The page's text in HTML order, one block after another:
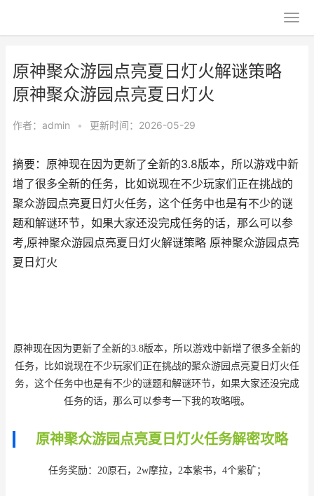
原神聚众游园点亮夏日灯火解谜策略
原神聚众游园点亮夏日灯火
作者： admin • 更新时间：2026-05-29
摘要：原神现在因为更新了全新的3.8版本，所以游戏中新
增了很多全新的任务，比如说现在不少玩家们正在挑战的
聚众游园点亮夏日灯火任务，这个任务中也是有不少的谜
题和解谜环节，如果大家还没完成任务的话，那么可以参
考,原神聚众游园点亮夏日灯火解谜策略 原神聚众游园点亮
夏日灯火
原神现在因为更新了全新的3.8版本，所以游戏中新增了很多全新的
任务，比如说现在不少玩家们正在挑战的聚众游园点亮夏日灯火任
务，这个任务中也是有不少的谜题和解谜环节，如果大家还没完成
任务的话，那么可以参考一下我的攻略哦。
原神聚众游园点亮夏日灯火任务解密攻略
任务奖励：20原石，2w摩拉，2本紫书，4个紫矿；